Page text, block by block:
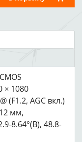
× 1080
(F1.2, AGC вкл.)
мм,
8.64°(В), 48.8-